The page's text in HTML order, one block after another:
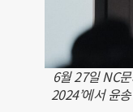
6월 27일 NC
2024’에서 윤